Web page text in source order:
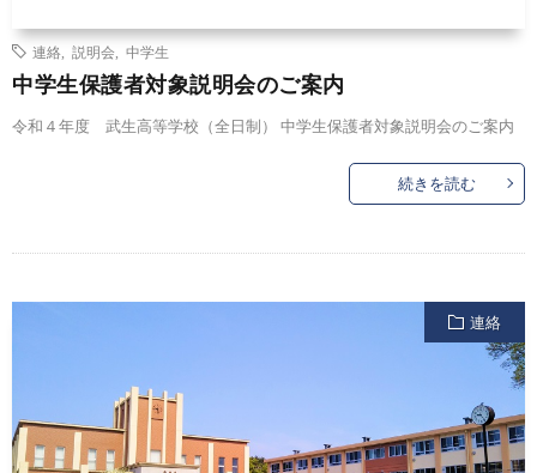
連絡 説明会 中学生
中学生保護者対象説明会のご案内
令和４年度 武生高等学校（全日制） 中学生保護者対象説明会のご案内
続きを読む
連絡